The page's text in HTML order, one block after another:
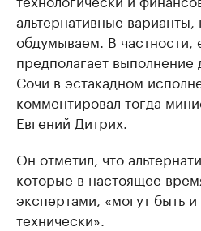
альтернативные
обдумываем. В частности,
предполагает
Сочи в эстакадном
комментировал тогда
Евгений Дитрих.
Он отметил, что
которые в настоящее
экспертами, «могут быть
технически».